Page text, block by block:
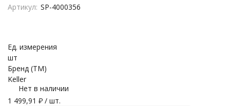
Артикул: SP-4000356
Ед. измерения
шт
Бренд (ТМ)
Keller
Нет в наличии
1 499,91 ₽ / шт.